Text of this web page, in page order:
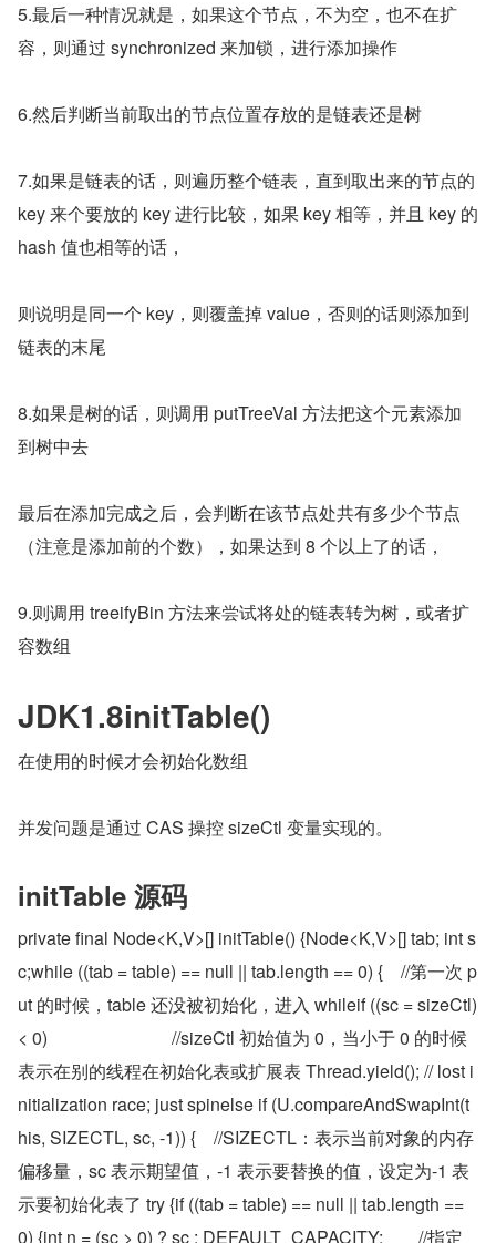
5.最后一种情况就是，如果这个节点，不为空，也不在扩
容，则通过 synchronized 来加锁，进行添加操作
6.然后判断当前取出的节点位置存放的是链表还是树
7.如果是链表的话，则遍历整个链表，直到取出来的节点的
key 来个要放的 key 进行比较，如果 key 相等，并且 key 的
hash 值也相等的话，
则说明是同一个 key，则覆盖掉 value，否则的话则添加到
链表的末尾
8.如果是树的话，则调用 putTreeVal 方法把这个元素添加
到树中去
最后在添加完成之后，会判断在该节点处共有多少个节点
（注意是添加前的个数），如果达到 8 个以上了的话，
9.则调用 treeifyBin 方法来尝试将处的链表转为树，或者扩
容数组
JDK1.8initTable()
在使用的时候才会初始化数组
并发问题是通过 CAS 操控 sizeCtl 变量实现的。
initTable 源码
private final Node<K,V>[] initTable() {Node<K,V>[] tab; int s
c;while ((tab = table) == null || tab.length == 0) {    //第一次 p
ut 的时候，table 还没被初始化，进入 whileif ((sc = sizeCtl)
< 0)                            //sizeCtl 初始值为 0，当小于 0 的时候
表示在别的线程在初始化表或扩展表 Thread.yield(); // lost i
nitialization race; just spinelse if (U.compareAndSwapInt(t
his, SIZECTL, sc, -1)) {    //SIZECTL：表示当前对象的内存
偏移量，sc 表示期望值，-1 表示要替换的值，设定为-1 表
示要初始化表了 try {if ((tab = table) == null || tab.length ==
0) {int n = (sc > 0) ? sc : DEFAULT_CAPACITY;        //指定